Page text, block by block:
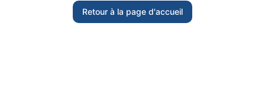
Retour à la page d'accueil